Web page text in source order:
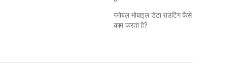
ग्लोबल मोबाइल डेटा राउटिंग कैसे
काम करता है?